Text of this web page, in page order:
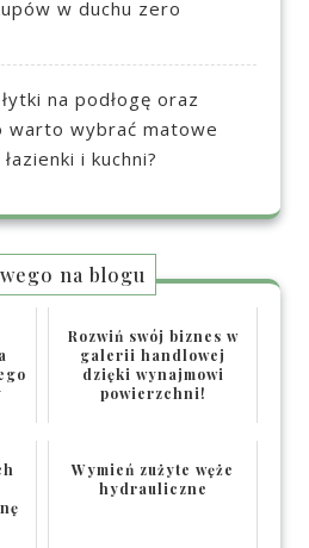
w duchu zero
na podłogę oraz
warto wybrać matowe
i kuchni?
na blogu
Rozwiń swój biznes w
galerii handlowej
dzięki wynajmowi
powierzchni!
Wymień zużyte węże
hydrauliczne